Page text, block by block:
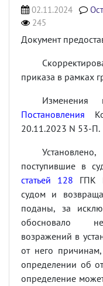
02.11.2024
245
Документ
приказа в рамках
Изменения
Постановления
20.11.2023 N 53-П.
поступившие в
статьей 128 ГПК
судом и
поданы, за
обосновало
возражений в
от него
определении об
определение